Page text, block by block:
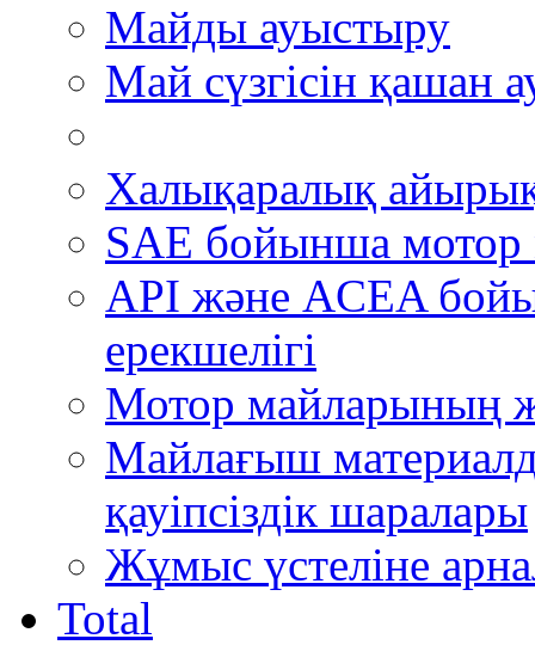
Майды ауыстыру
Май сүзгісін қашан
Халықаралық
SAE бойынша мотор
API және ACEA
ерекшелігі
Мотор майларының
Майлағыш
қауіпсіздік шаралары
Жұмыс үстеліне
Total